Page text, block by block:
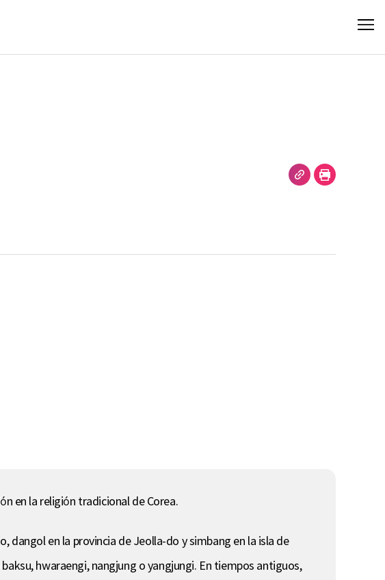
en la religión tradicional de Corea.
dangol en la provincia de Jeolla-do y simbang en la isla de
hwaraengi, nangjung o yangjungi. En tiempos antiguos,